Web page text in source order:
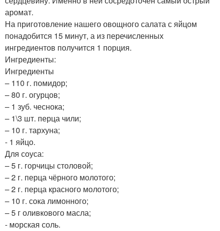
аромат.
На приготовление нашего овощного салата с яйцом
понадобится 15 минут, а из перечисленных
ингредиентов получится 1 порция.
Ингредиенты:
Ингредиенты
– 110 г. помидор;
– 80 г. огурцов;
– 1 зуб. чеснока;
– 1\3 шт. перца чили;
– 10 г. тархуна;
- 1 яйцо.
Для соуса:
– 5 г. горчицы столовой;
– 2 г. перца чёрного молотого;
– 2 г. перца красного молотого;
– 10 г. сока лимонного;
– 5 г оливкового масла;
- морская соль.